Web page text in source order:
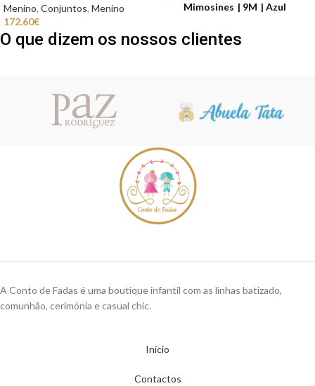
Menino, Conjuntos, Menino
172.60€
Mimosines
9M Azul
O que dizem os nossos clientes
A Conto de Fadas é uma boutique infantil com as linhas batizado,
comunhão, cerimónia e casual chic.
Início
Contactos